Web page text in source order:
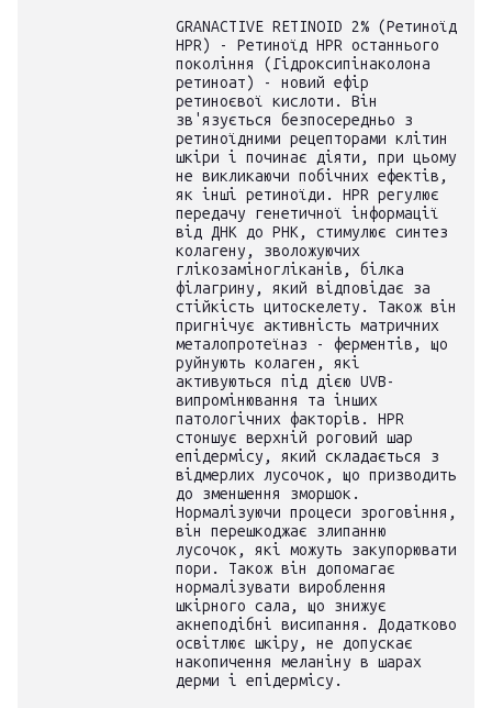
GRANACTIVE RETINOID 2% (Ретиноїд
HPR) - Ретиноїд HPR останнього
покоління (Гідроксипінаколона
ретиноат) - новий ефір
ретиноєвої кислоти. Він
зв'язується безпосередньо з
ретиноїдними рецепторами клітин
шкіри і починає діяти, при цьому
не викликаючи побічних ефектів,
як інші ретиноїди. HPR регулює
передачу генетичної інформації
від ДНК до РНК, стимулює синтез
колагену, зволожуючих
глікозаміногліканів, білка
філагрину, який відповідає за
стійкість цитоскелету. Також він
пригнічує активність матричних
металопротеїназ - ферментів, що
руйнують колаген, які
активуються під дією UVB-
випромінювання та інших
патологічних факторів. HPR
стоншує верхній роговий шар
епідермісу, який складається з
відмерлих лусочок, що призводить
до зменшення зморшок.
Нормалізуючи процеси зроговіння,
він перешкоджає злипанню
лусочок, які можуть закупорювати
пори. Також він допомагає
нормалізувати вироблення
шкірного сала, що знижує
акнеподібні висипання. Додатково
освітлює шкіру, не допускає
накопичення меланіну в шарах
дерми і епідермісу.